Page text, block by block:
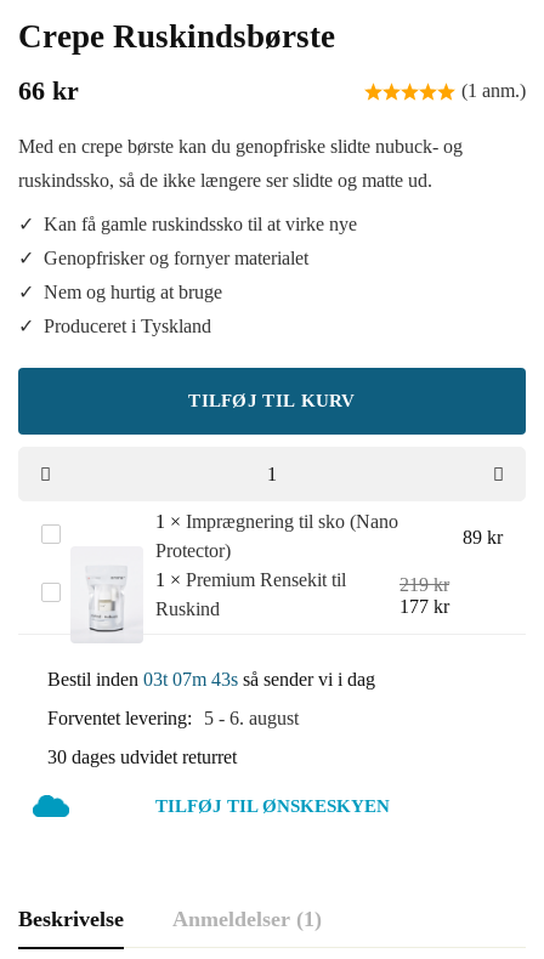
Crepe Ruskindsbørste
66 kr (1 anm.)
Med en crepe børste kan du genopfriske slidte nubuck- og
ruskindssko, så de ikke længere ser slidte og matte ud.
Kan få gamle ruskindssko til at virke nye
Genopfrisker og fornyer materialet
Nem og hurtig at bruge
Produceret i Tyskland
TILFØJ TIL KURV
sko
(Nano
Protector)
1 × Imprægnering til sko (Nano
Protector)
89 kr
Premium
Rensekit
1 × Premium Rensekit til
Ruskind
219kr
177 kr
Bestil inden 03t 07m 43s så sender vi i dag
Forventet levering:
5 - 6. august
30 dages udvidet returret
TILFØJ TIL ØNSKESKYEN
Beskrivelse Anmeldelser (1)